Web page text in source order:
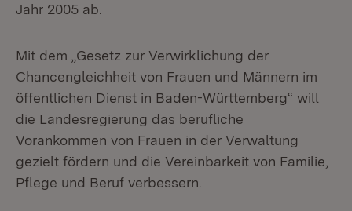
Jahr 2005 ab.
Mit dem „Gesetz zur Verwirklichung der
Chancengleichheit von Frauen und Männern im
öffentlichen Dienst in Baden-Württemberg“ will
die Landesregierung das berufliche
Vorankommen von Frauen in der Verwaltung
gezielt fördern und die Vereinbarkeit von Familie,
Pflege und Beruf verbessern.